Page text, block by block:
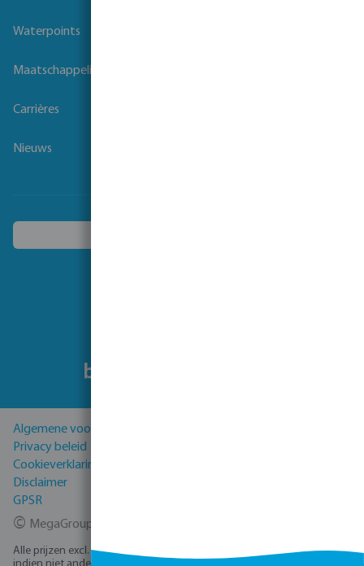
Waterpoints
Maatschappelijk verantwoord ondernemen
Carrières
Nieuws
Algemene voorwaarden
Privacy beleid
Cookieverklaring
Disclaimer
GPSR
© MegaGroup Trade 2026
Alle prijzen excl. BTW plus
en eventuele bezorgkosten,